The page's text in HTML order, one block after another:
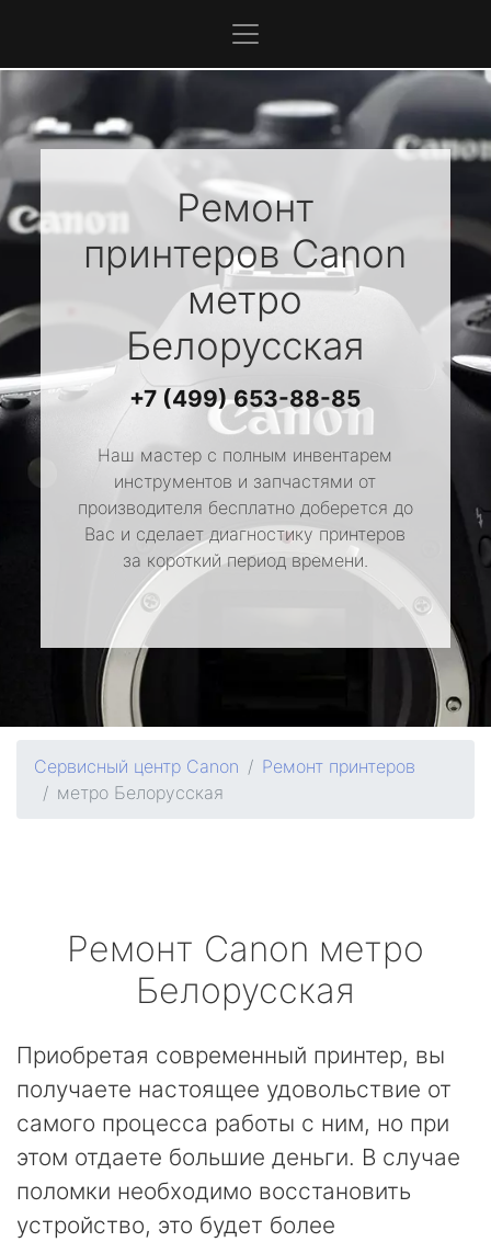
Ремонт
принтеров Canon
метро
Белорусская
+7 (499) 653-88-85
Наш мастер с полным инвентарем
инструментов и запчастями от
производителя бесплатно доберется до
Вас и сделает диагностику принтеров
за короткий период времени.
Сервисный центр Canon
Ремонт принтеров
метро Белорусская
Ремонт Canon метро
Белорусская
Приобретая современный принтер, вы
получаете настоящее удовольствие от
самого процесса работы с ним, но при
этом отдаете большие деньги. В случае
поломки необходимо восстановить
устройство, это будет более